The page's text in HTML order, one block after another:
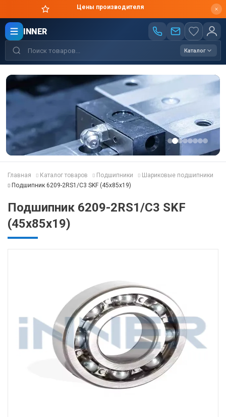
Цены производителя
INNER
Каталог
Главная Каталог товаров Подшипники
Шариковые подшипники
Подшипник 6209-2RS1/C3 SKF (45x85x19)
Подшипник 6209-2RS1/C3 SKF
(45x85x19)